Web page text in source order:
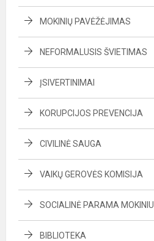
MOKINIŲ PAVĖŽĖJIMAS
NEFORMALUSIS ŠVIETIMAS
ĮSIVERTINIMAI
KORUPCIJOS PREVENCIJA
CIVILINĖ SAUGA
VAIKŲ GEROVĖS KOMISIJA
SOCIALINĖ PARAMA MOKINIUI
BIBLIOTEKA